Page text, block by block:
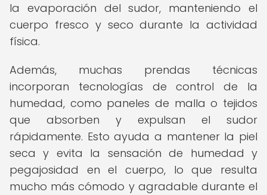
la evaporación del sudor, manteniendo el
cuerpo fresco y seco durante la actividad
física.
Además, muchas prendas técnicas
incorporan tecnologías de control de la
humedad, como paneles de malla o tejidos
que absorben y expulsan el sudor
rápidamente. Esto ayuda a mantener la piel
seca y evita la sensación de humedad y
pegajosidad en el cuerpo, lo que resulta
mucho más cómodo y agradable durante el